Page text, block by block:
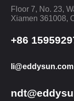
PIÙ
Floor 7, No. 23,
Xiamen 361008,
+86
li@eddysun.com